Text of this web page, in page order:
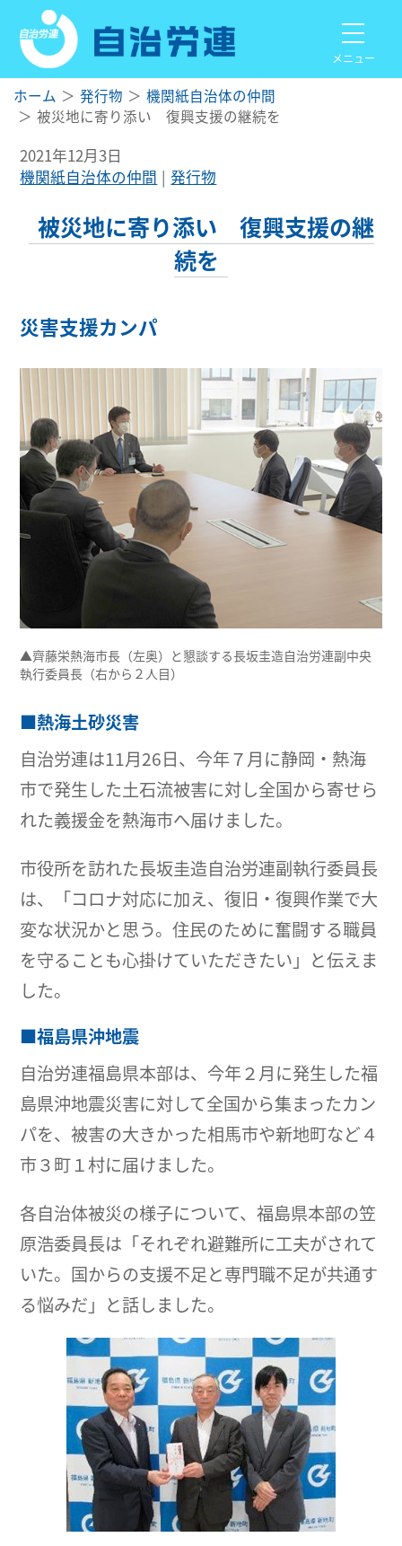
メニュー
ホーム 発行物
機関紙自治体の仲間
被災地に寄り添い 復興支援の継続を
2021年12月3日
機関紙自治体の仲間
発行物
被災地に寄り添い 復興支援の継
続を
災害支援カンパ
▲齊藤栄熱海市長（左奥）と懇談する長坂圭造自治労連副中央
執行委員長（右から２人目）
■熱海土砂災害
自治労連は11月26日、今年７月に静岡・熱海
市で発生した土石流被害に対し全国から寄せら
れた義援金を熱海市へ届けました。
市役所を訪れた長坂圭造自治労連副執行委員長
は、「コロナ対応に加え、復旧・復興作業で大
変な状況かと思う。住民のために奮闘する職員
を守ることも心掛けていただきたい」と伝えま
した。
■福島県沖地震
自治労連福島県本部は、今年２月に発生した福
島県沖地震災害に対して全国から集まったカン
パを、被害の大きかった相馬市や新地町など４
市３町１村に届けました。
各自治体被災の様子について、福島県本部の笠
原浩委員長は「それぞれ避難所に工夫がされて
いた。国からの支援不足と専門職不足が共通す
る悩みだ」と話しました。